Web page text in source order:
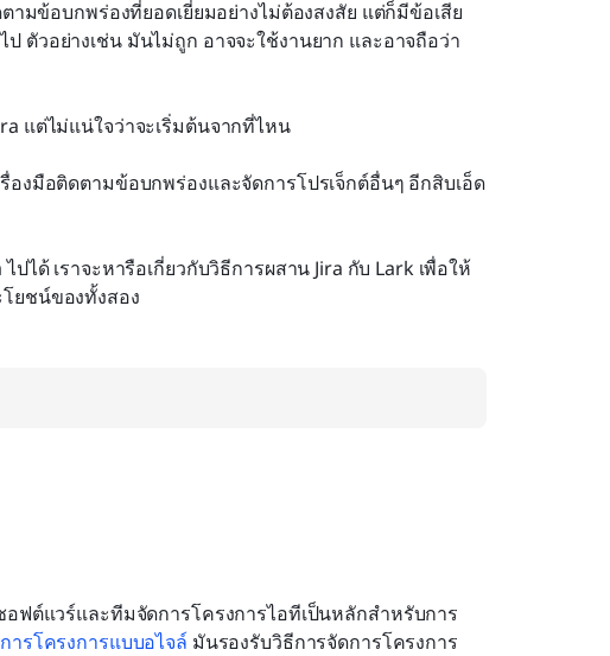
ตัวอย่างเช่น มันไม่ถูก อาจจะใช้งานยาก และอาจถือว่า
แต่ไม่แน่ใจว่าจะเริ่มต้นจากที่ไหน
งมือติดตามข้อบกพร่องและจัดการโปรเจ็กต์อื่นๆ อีกสิบเอ็ด
ด้ เราจะหารือเกี่ยวกับวิธีการผสาน Jira กับ Lark เพื่อให้
ยชน์ของทั้งสอง
ฟต์แวร์และทีมจัดการโครงการไอทีเป็นหลักสำหรับการ
ารโครงการแบบอไจล์ มันรองรับวิธีการจัดการโครงการ